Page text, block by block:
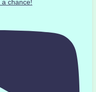
chance!